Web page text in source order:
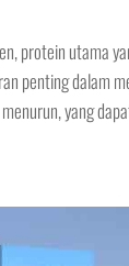
protein utama
penting dalam
yang